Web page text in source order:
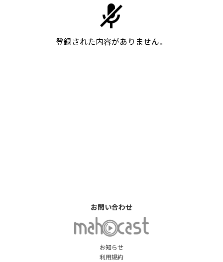
登録された内容がありません。
お知らせ
利用規約
お問い合わせ